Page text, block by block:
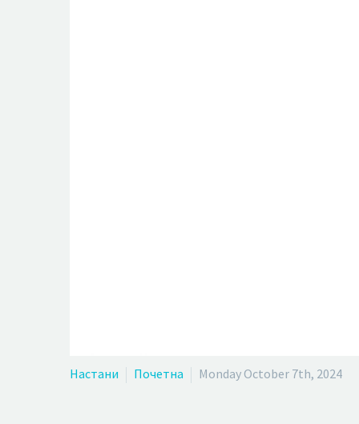
Настани Почетна Monday October 7th, 2024